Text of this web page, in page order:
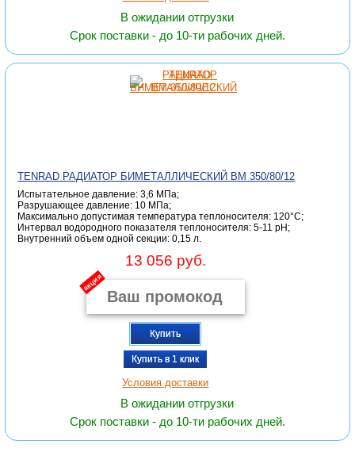
В ожидании отгрузки
Срок поставки - до 10-ти рабочих дней.
TENRAD РАДИАТОР БИМЕТАЛЛИЧЕСКИЙ ВМ 350/80/12
Испытательное давление: 3,6 МПа;
Разрушающее давление: 10 МПа;
Максимально допустимая температура теплоносителя: 120°С;
Интервал водородного показателя теплоносителя: 5-11 pH;
Внутренний объем одной секции: 0,15 л.
13 056 руб.
акция
Купить
Купить в 1 клик
Условия доставки
В ожидании отгрузки
Срок поставки - до 10-ти рабочих дней.